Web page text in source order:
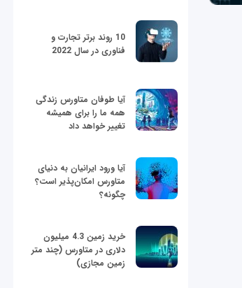
10 روند برتر تجارت و
فناوری در سال 2022
آیا طوفان متاورس زندگی
همه ما را برای همیشه
تغییر خواهد داد
آیا ورود ایرانیان به دنیای
متاورس امکان‌پذیر است؟
چگونه؟
خرید زمین 4.3 میلیون
دلاری در متاورس (چند متر
زمین مجازی)